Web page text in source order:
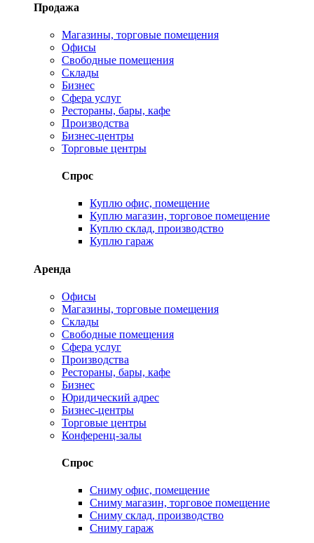
Продажа
Магазины, торговые помещения
Офисы
Свободные помещения
Склады
Бизнес
Сфера услуг
Рестораны, бары, кафе
Производства
Бизнес-центры
Торговые центры
Спрос
Куплю офис, помещение
Куплю магазин, торговое помещение
Куплю склад, производство
Куплю гараж
Аренда
Офисы
Магазины, торговые помещения
Склады
Свободные помещения
Сфера услуг
Производства
Рестораны, бары, кафе
Бизнес
Юридический адрес
Бизнес-центры
Торговые центры
Конференц-залы
Спрос
Сниму офис, помещение
Сниму магазин, торговое помещение
Сниму склад, производство
Сниму гараж